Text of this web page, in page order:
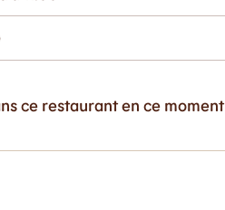
ce restaurant en ce moment